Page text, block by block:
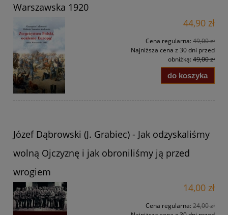
Warszawska 1920
44,90 zł
Cena regularna: 49,00 zł
Najniższa cena z 30 dni przed
obniżką: 49,00 zł
do koszyka
Józef Dąbrowski (J. Grabiec) - Jak odzyskaliśmy
wolną Ojczyznę i jak obroniliśmy ją przed
wrogiem
14,00 zł
Cena regularna: 24,00 zł